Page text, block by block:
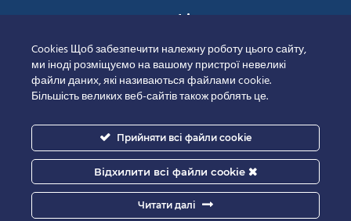
Сертифікати
Cookies Щоб забезпечити належну роботу цього сайту,
ми іноді розміщуємо на вашому пристрої невеликі
файли даних, які називаються файлами cookie.
Більшість великих веб-сайтів також роблять це.
Прийняти всі файли cookie
Відхилити всі файли cookie
Читати далі